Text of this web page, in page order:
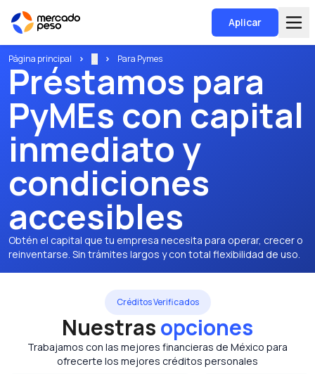
Aplicar
Página principal Para Pymes
Préstamos para
PyMEs con capital
inmediato y
condiciones
accesibles
Obtén el capital que tu empresa necesita para operar, crecer o
reinventarse. Sin trámites largos y con total flexibilidad de uso.
Créditos Verificados
Nuestrasopciones
Trabajamos con las mejores financieras de México para
ofrecerte los mejores créditos personales